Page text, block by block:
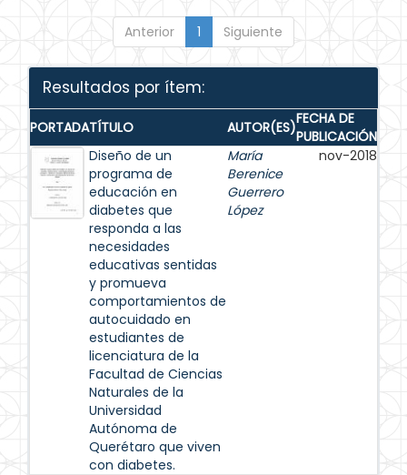
Anterior 1 Siguiente
Resultados por ítem:
PORTADATÍTULO AUTOR(ES)FECHA DE
PUBLICACIÓN
Diseño de un
programa de
educación en
diabetes que
responda a las
necesidades
educativas sentidas
y promueva
comportamientos de
autocuidado en
estudiantes de
licenciatura de la
Facultad de Ciencias
Naturales de la
Universidad
Autónoma de
Querétaro que viven
con diabetes.
María
Berenice
Guerrero
López
nov-2018